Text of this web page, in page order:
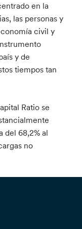
en la
las personas y
civil y
y de
tiempos tan
Ratio se
del 68,2% al
no